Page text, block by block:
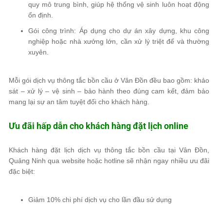
quy mô trung bình, giúp hệ thống vệ sinh luôn hoạt động
ổn định.
Gói công trình: Áp dụng cho dự án xây dựng, khu công
nghiệp hoặc nhà xưởng lớn, cần xử lý triệt để và thường
xuyên.
Mỗi gói dịch vụ thông tắc bồn cầu ở Vân Đồn đều bao gồm: khảo
sát – xử lý – vệ sinh – bảo hành theo đúng cam kết, đảm bảo
mang lại sự an tâm tuyệt đối cho khách hàng.
Ưu đãi hấp dẫn cho khách hàng đặt lịch online
Khách hàng đặt lịch dịch vụ thông tắc bồn cầu tại Vân Đồn,
Quảng Ninh qua website hoặc hotline sẽ nhận ngay nhiều ưu đãi
đặc biệt:
Giảm 10% chi phí dịch vụ cho lần đầu sử dụng